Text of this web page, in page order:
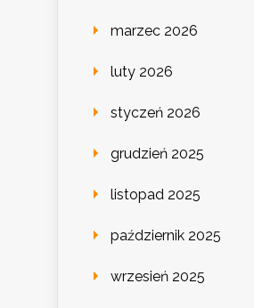
marzec 2026
luty 2026
styczeń 2026
grudzień 2025
listopad 2025
październik 2025
wrzesień 2025